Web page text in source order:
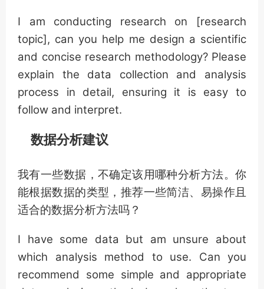
I am conducting research on [research
topic], can you help me design a scientific
and concise research methodology? Please
explain the data collection and analysis
process in detail, ensuring it is easy to
follow and interpret.
数据分析建议
我有一些数据，不确定该用哪种分析方法。你
能根据数据的类型，推荐一些简洁、易操作且
适合的数据分析方法吗？
I have some data but am unsure about
which analysis method to use. Can you
recommend some simple and appropriate